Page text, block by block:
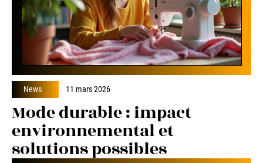
News 11 mars 2026
Mode durable : impact
environnemental et
solutions possibles